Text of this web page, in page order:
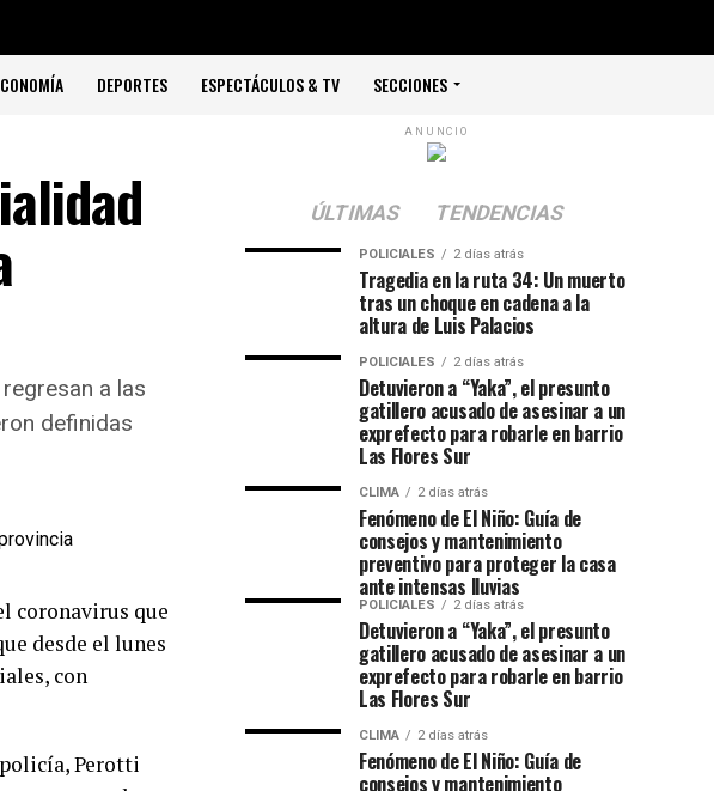
DEPORTES ESPECTÁCULOS & TV SECCIONES
a las
definidas
coronavirus que
desde el lunes
con
Perotti
ANUNCIO
ÚLTIMAS TENDENCIAS
POLICIALES 2 días atrás
Tragedia en la ruta 34: Un muerto
tras un choque en cadena a la
altura de Luis Palacios
POLICIALES 2 días atrás
Detuvieron a “Yaka”, el presunto
gatillero acusado de asesinar a un
exprefecto para robarle en barrio
Las Flores Sur
CLIMA 2 días atrás
Fenómeno de El Niño: Guía de
consejos y mantenimiento
preventivo para proteger la casa
ante intensas lluvias
POLICIALES 2 días atrás
Detuvieron a “Yaka”, el presunto
gatillero acusado de asesinar a un
exprefecto para robarle en barrio
Las Flores Sur
CLIMA 2 días atrás
Fenómeno de El Niño: Guía de
consejos y mantenimiento